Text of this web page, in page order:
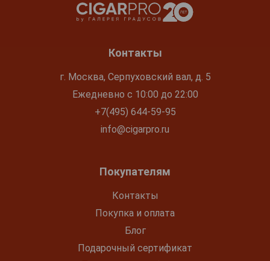
Контакты
г. Москва, Серпуховский вал, д. 5
Ежедневно с 10:00 до 22:00
+7(495) 644-59-95
info@cigarpro.ru
Покупателям
Контакты
Покупка и оплата
Блог
Подарочный сертификат